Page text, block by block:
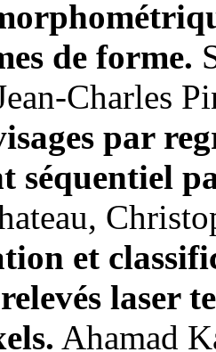
de forme.
Charles
par
séquentiel
et
laser
Ahamad